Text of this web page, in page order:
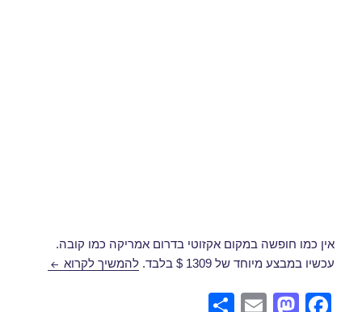
אין כמו חופשה במקום אקזוטי בדרום אמריקה כמו קובה.
עכשיו במבצע מיוחד של 1309 $ בלבד.
להמשיך לקרוא טיסה
F
M
E